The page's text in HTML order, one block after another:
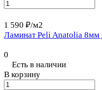
1 590 ₽/м2
Ламинат Peli Anatolia
0
Есть в наличии
В корзину